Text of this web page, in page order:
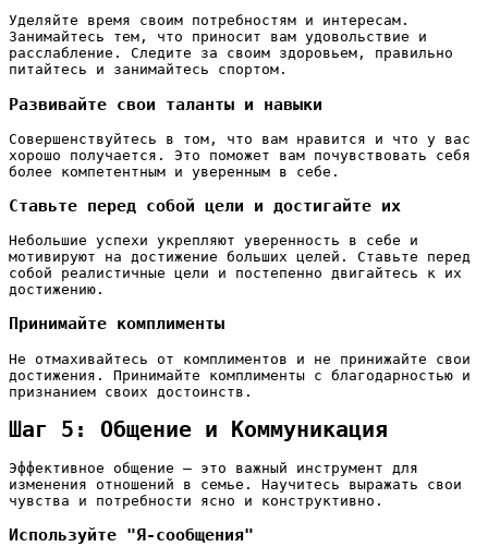
Уделяйте время своим потребностям и интересам.
Занимайтесь тем, что приносит вам удовольствие и
расслабление. Следите за своим здоровьем, правильно
питайтесь и занимайтесь спортом.
Развивайте свои таланты и навыки
Совершенствуйтесь в том, что вам нравится и что у вас
хорошо получается. Это поможет вам почувствовать себя
более компетентным и уверенным в себе.
Ставьте перед собой цели и достигайте их
Небольшие успехи укрепляют уверенность в себе и
мотивируют на достижение больших целей. Ставьте перед
собой реалистичные цели и постепенно двигайтесь к их
достижению.
Принимайте комплименты
Не отмахивайтесь от комплиментов и не принижайте свои
достижения. Принимайте комплименты с благодарностью и
признанием своих достоинств.
Шаг 5: Общение и Коммуникация
Эффективное общение – это важный инструмент для
изменения отношений в семье. Научитесь выражать свои
чувства и потребности ясно и конструктивно.
Используйте "Я-сообщения"